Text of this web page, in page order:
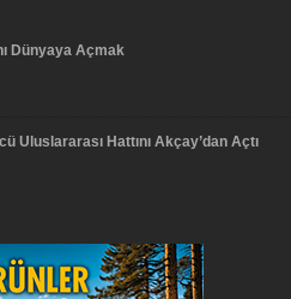
Dünyaya Açmak
Uluslararası Hattını Akçay’dan Açtı